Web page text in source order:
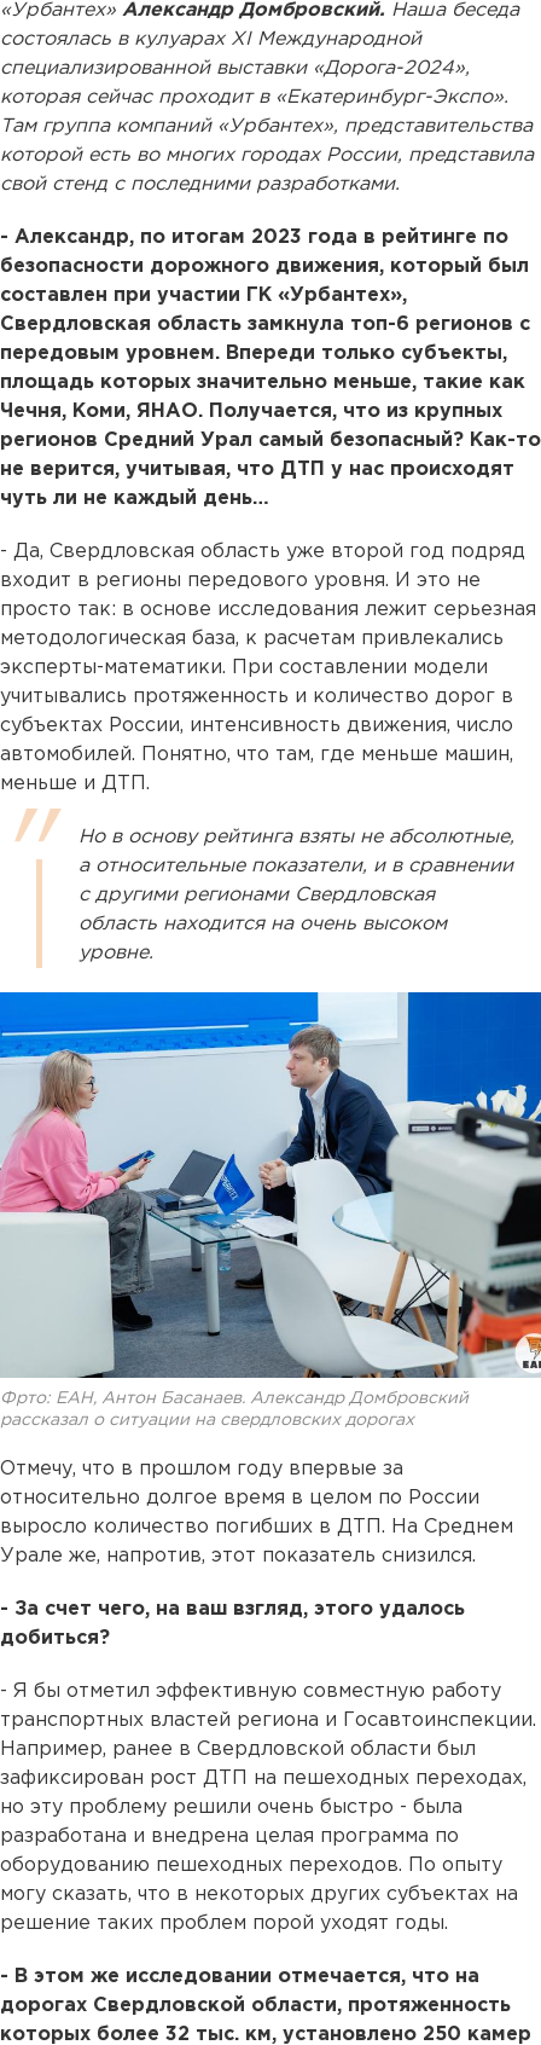
«Урбантех» Александр Домбровский. Наша беседа
состоялась в кулуарах XI Международной
специализированной выставки «Дорога-2024»,
которая сейчас проходит в «Екатеринбург-Экспо».
Там группа компаний «Урбантех», представительства
которой есть во многих городах России, представила
свой стенд с последними разработками.
- Александр, по итогам 2023 года в рейтинге по
безопасности дорожного движения, который был
составлен при участии ГК «Урбантех»,
Свердловская область замкнула топ-6 регионов с
передовым уровнем. Впереди только субъекты,
площадь которых значительно меньше, такие как
Чечня, Коми, ЯНАО. Получается, что из крупных
регионов Средний Урал самый безопасный? Как-то
не верится, учитывая, что ДТП у нас происходят
чуть ли не каждый день…
- Да, Свердловская область уже второй год подряд
входит в регионы передового уровня. И это не
просто так: в основе исследования лежит серьезная
методологическая база, к расчетам привлекались
эксперты-математики. При составлении модели
учитывались протяженность и количество дорог в
субъектах России, интенсивность движения, число
автомобилей. Понятно, что там, где меньше машин,
меньше и ДТП.
Но в основу рейтинга взяты не абсолютные,
а относительные показатели, и в сравнении
с другими регионами Свердловская
область находится на очень высоком
уровне.
Фрто: ЕАН, Антон Басанаев. Александр Домбровский
рассказал о ситуации на свердловских дорогах
Отмечу, что в прошлом году впервые за
относительно долгое время в целом по России
выросло количество погибших в ДТП. На Среднем
Урале же, напротив, этот показатель снизился.
- За счет чего, на ваш взгляд, этого удалось
добиться?
- Я бы отметил эффективную совместную работу
транспортных властей региона и Госавтоинспекции.
Например, ранее в Свердловской области был
зафиксирован рост ДТП на пешеходных переходах,
но эту проблему решили очень быстро - была
разработана и внедрена целая программа по
оборудованию пешеходных переходов. По опыту
могу сказать, что в некоторых других субъектах на
решение таких проблем порой уходят годы.
- В этом же исследовании отмечается, что на
дорогах Свердловской области, протяженность
которых более 32 тыс. км, установлено 250 камер